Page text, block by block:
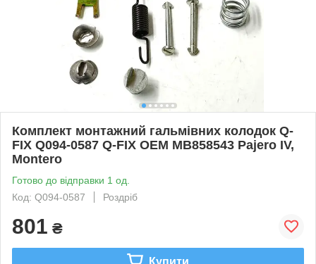
Комплект монтажний гальмівних колодок Q-
FIX Q094-0587 Q-FIX OEM MB858543 Pajero IV,
Montero
Готово до відправки 1 од.
Код: Q094-0587
Роздріб
801 ₴
Купити